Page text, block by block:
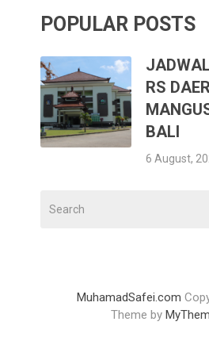
POPULAR POSTS
RS
BALI
6 August,
MuhamadSafei.com
Theme by